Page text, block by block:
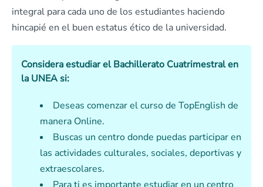
integral para cada uno de los estudiantes haciendo
hincapié en el buen estatus ético de la universidad.
Considera estudiar el Bachillerato Cuatrimestral en
la UNEA si:
Deseas comenzar el curso de TopEnglish de
manera Online.
Buscas un centro donde puedas participar en
las actividades culturales, sociales, deportivas y
extraescolares.